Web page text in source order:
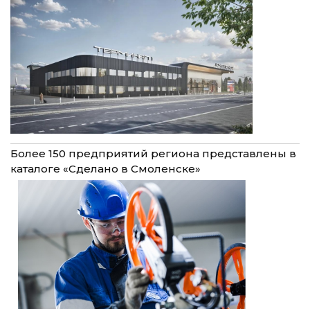
Более 150 предприятий региона представлены в
каталоге «Сделано в Смоленске»